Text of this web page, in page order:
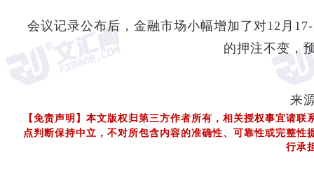
会议记录公布后，金融市场小幅增加了对12月
的押注不变，
来
【免责声明】本文版权归第三方作者所有，相关授权事宜请联
点判断保持中立，不对所包含内容的准确性、可靠性或完整
行承